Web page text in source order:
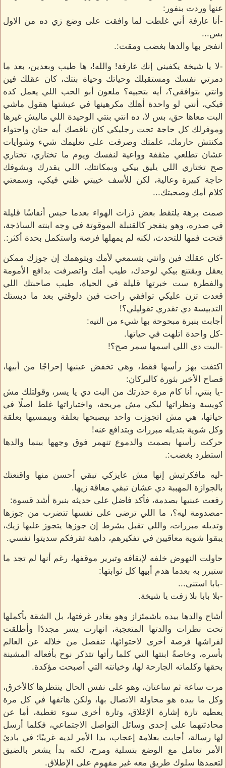
عنها وردت بنفور:
-أنا عارفة أني غلطت لما وافقت على وضع زي ده من الاول
بس...
انفجر بها والدها بغضب ومقت:.
-لا يا شيخة يكفيني إنك عارفة! والله!، ها طيب وبعدين، بعد ما
دمرتي نفسك ومستقبلك وحياتك وحياة بنتك، كان عقلك فين
وانتي بتوافقي؟، أيه بتحبيه؟ ملعون أبو الحب اللي يعمل كده
فيكي، أنتي لو واحدة أهلك مكرهينها في عيشتها هقول ماشي
البت معاها حق، بس لا، ده انتي بنتي الوحيدة اللي ماليش غيرها
وموفرلك كل حاجة تحت رجليكي كان ناقصك أيه حنان واحتواء
مكنتش حارمك، علمتك وصرفت على تعليمك شيء وشوايات
عشان تطلعي مثقفة وواعية لنفسك ويوم ما تختاري، تختاري
صح تختاري اللي يليق بيكي وبمكانتك، اللي يقدرك ويشوفك
حاجة كبيرة وعالية، لكن للأسف خيبتي ظني فيكي، وسمعتي
كلام أمك وصحبتك...
صمت برهة يلتقط بعض ذرات الهواء بعدما حبس أنفاسًا قليلة
في صدره، وهو ينفجر كالقنبلة الموقوتة في وجه ابنته الساذجة،
فتحت فمها للتحدث، لكنه لم يمهلها فرصة واستكمل بحدة أكثر:.
-كان عقلك فين وانتي بتسمعي لأمك وبتوهمك إن جوزك ممكن
يعقل ويقتنع بيكي لوحدك، طيب أمك واتصرفت بدافع الأمومة
والفطرة ست خبرتها قليلة في الحياة، طيب صاحبتك اللي
قعدت تزن عليكي توافقي راحت فين دلوقتي بعد ما دبستك
التدبيسة دي تقدري تقوليلي؟!
أجابت بنبرة مبحوحة بها شيء من التيه:
-كل واحدة اتلهت في حياتها.
-البت دي اللي اسمها سمر صح؟!
اكتفت بهز رأسها فقط، وهي تخفض عينيها إحراجًا من أبيها،
فصاح الأخير بثورة كالبركان:
-يا بنتي، أنا كام مرة حذرتك من البت دي يا يسر، وقولتلك مش
كويسة ونظراتها ليكي مش مريحة، واختياراتها غلط اصلًا في
حياتها، هي مش اتجوزت واحد بيصبحها بعلقة وبيمسيها بعلقة
وكل شوية بتديله مبررات وبتدافع عنه!
حركت رأسها بصمت والدموع تنهمر فوق وجهها بينما والدها
استطرد بغضب:.
-ليه مافكرتيش إنها مش عايزكي تبقي أحسن منها واقنعتك
بالجوازة المهببة دي عشان تبقي معاقة زيها.
رفعت عينيها بصدمة، فأكد فاضل على حديثه بنبرة أشد قسوة:
-مصدومة ليه؟، ما اللي ترضى على نفسها تتضرب من جوزها
وتديله مبررات، واللي تقبل بشرط إن جوزها يتجوز عليها زيك،
يبقوا شوية معاقيين في تفكيرهم، داهية تقرفكم سديتوا نفسي.
حاولت النهوض خلفه لإيقافه وتبرير موقفها، رغم أنها لم تجد ما
ستبرر به بعدما هدم أبيها كل ثوابتها:
-بابا استنى...
-بلا بابا بلا زفت يا شيخة.
أشاح والدها بيده باشمئزاز وهو يغادر غرفتها، بل الشقة بأكملها
تحت نظرات والدتها المتعجبة، انهارت يسر مجددًا وأطلقت
لفراشها فرصة أخرى لاحتوائها، تنفصل من خلاله عن العالم
بأسره، وخاصةً ابنتها التي كلما رأتها تتذكر نوح بأفعاله المشينة
بحقها وكلماته الجارحة لها، وخيانته التي أصبحت مؤكدة.
مرت ساعة ثم ساعتان، وهو على نفس الحال ينتظرها كالأخرق،
وكل ما بيده هو محاولة الاتصال بها، ولكن هاتفها في كل مرة
يعطيه تارة إشارة الإغلاق، وتارة أخرى سوء تغطية، أما عن
محادثتهما على إحدى وسائل التواصل الاجتماعي، فكلما أرسل
لها رسالة، أجابت بعلامة إعجاب، بدا الأمر لديه غريبًا؛ في بادئ
الأمر تعامل مع الوضع بتسلية ومرح، لكنه بدأ يشعر بالضيق
لتعمدها سلوك طريق معه غير مفهوم على الإطلاق.